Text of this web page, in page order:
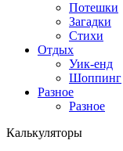
Потешки
Загадки
Стихи
Отдых
Уик-енд
Шоппинг
Разное
Разное
Калькуляторы